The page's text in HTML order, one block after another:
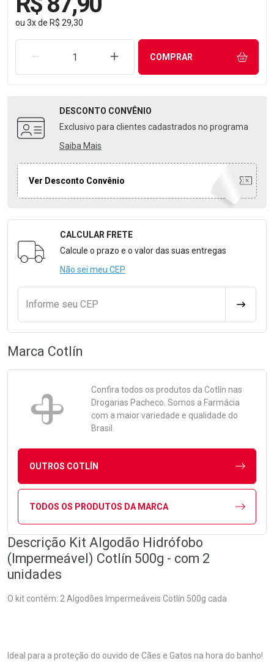
ou 3xde R$ 29,30
REMOVER UMA UNIDADEAUMENTAR UMA UNIDADE
COMPRAR
DESCONTO CONVÊNIO
Exclusivo para clientes cadastrados no programa
Saiba Mais
Ver Desconto Convênio
Formulário para Calcular o Frete
CALCULAR FRETE
Calcule o prazo e o valor das suas entregas
Não sei meu CEP
Informe seu CEP
Marca Cotlín
Confira todos os produtos da Cotlín nas
Drogarias Pacheco. Somos a Farmácia
com a maior variedade e qualidade do
Brasil.
OUTROS COTLÍN
TODOS OS PRODUTOS DA MARCA
Descrição Kit Algodão Hidrófobo
(Impermeável) Cotlín 500g - com 2
unidades
O kit contém: 2 Algodões Impermeáveis Cotlín 500g cada
Ideal para a proteção do ouvido de Cães e Gatos na hora do banho!